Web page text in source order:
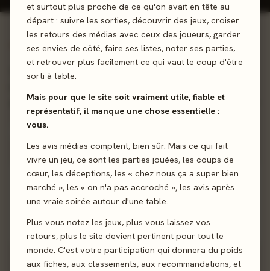
et surtout plus proche de ce qu'on avait en tête au
départ : suivre les sorties, découvrir des jeux, croiser
les retours des médias avec ceux des joueurs, garder
ses envies de côté, faire ses listes, noter ses parties,
et retrouver plus facilement ce qui vaut le coup d'être
sorti à table.
Mais pour que le site soit vraiment utile, fiable et
représentatif, il manque une chose essentielle :
vous.
Les avis médias comptent, bien sûr. Mais ce qui fait
vivre un jeu, ce sont les parties jouées, les coups de
cœur, les déceptions, les « chez nous ça a super bien
marché », les « on n'a pas accroché », les avis après
une vraie soirée autour d'une table.
Plus vous notez les jeux, plus vous laissez vos
retours, plus le site devient pertinent pour tout le
monde. C'est votre participation qui donnera du poids
aux fiches, aux classements, aux recommandations, et
01 - LE JEU
Cortex Disney est un jeu de société d'observation et de
autres dans huit énigmes stimulantes du monde de Disney !
Sortie 27 octobre 2023
Auteur Johan Benvenuto
Éditeur Asmodee Éditions